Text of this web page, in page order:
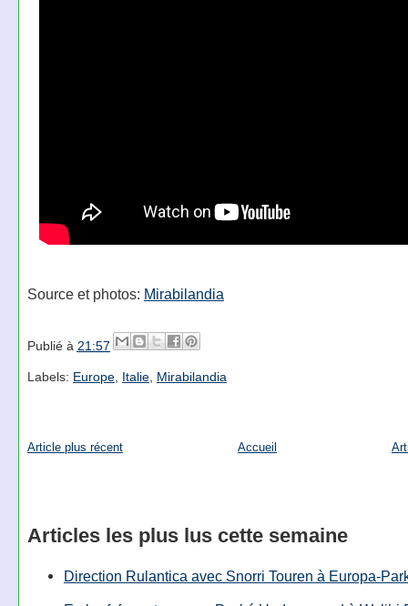
Source et photos: Mirabilandia
Publié à 21:57
Labels: Europe, Italie, Mirabilandia
Article plus récent Accueil
Articles les plus lus cette semaine
Direction Rulantica avec Snorri Touren à Europa-